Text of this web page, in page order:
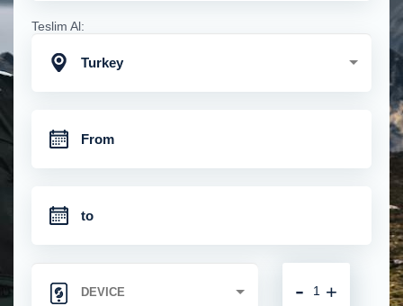
Teslim Al:
Turkey
+
-